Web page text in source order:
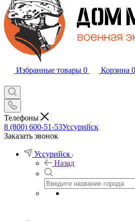
Избранные товары 0 Корзина 0
Телефоны
8 (800) 600-51-53Уссурийск
Заказать звонок
Уссурийск
Назад